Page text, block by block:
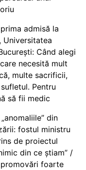
admisă la
Universitatea
Când alegi
necesită mult
multe sacrificii,
Pentru
să fii medic
din
fostul ministru
de proiectul
din ce știam” /
promovări foarte